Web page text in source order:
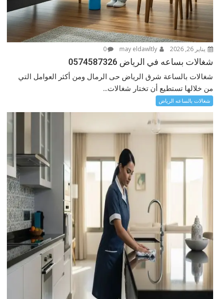
يناير 26, 2026 may eldawltly
0
شغالات بساعه في الرياض 0574587326
شغالات بالساعة شرق الرياض حى الرمال ومن أكثر العوامل التي
من خلالها تستطيع أن تختار شغالات...
شغالات بالساعه الرياض